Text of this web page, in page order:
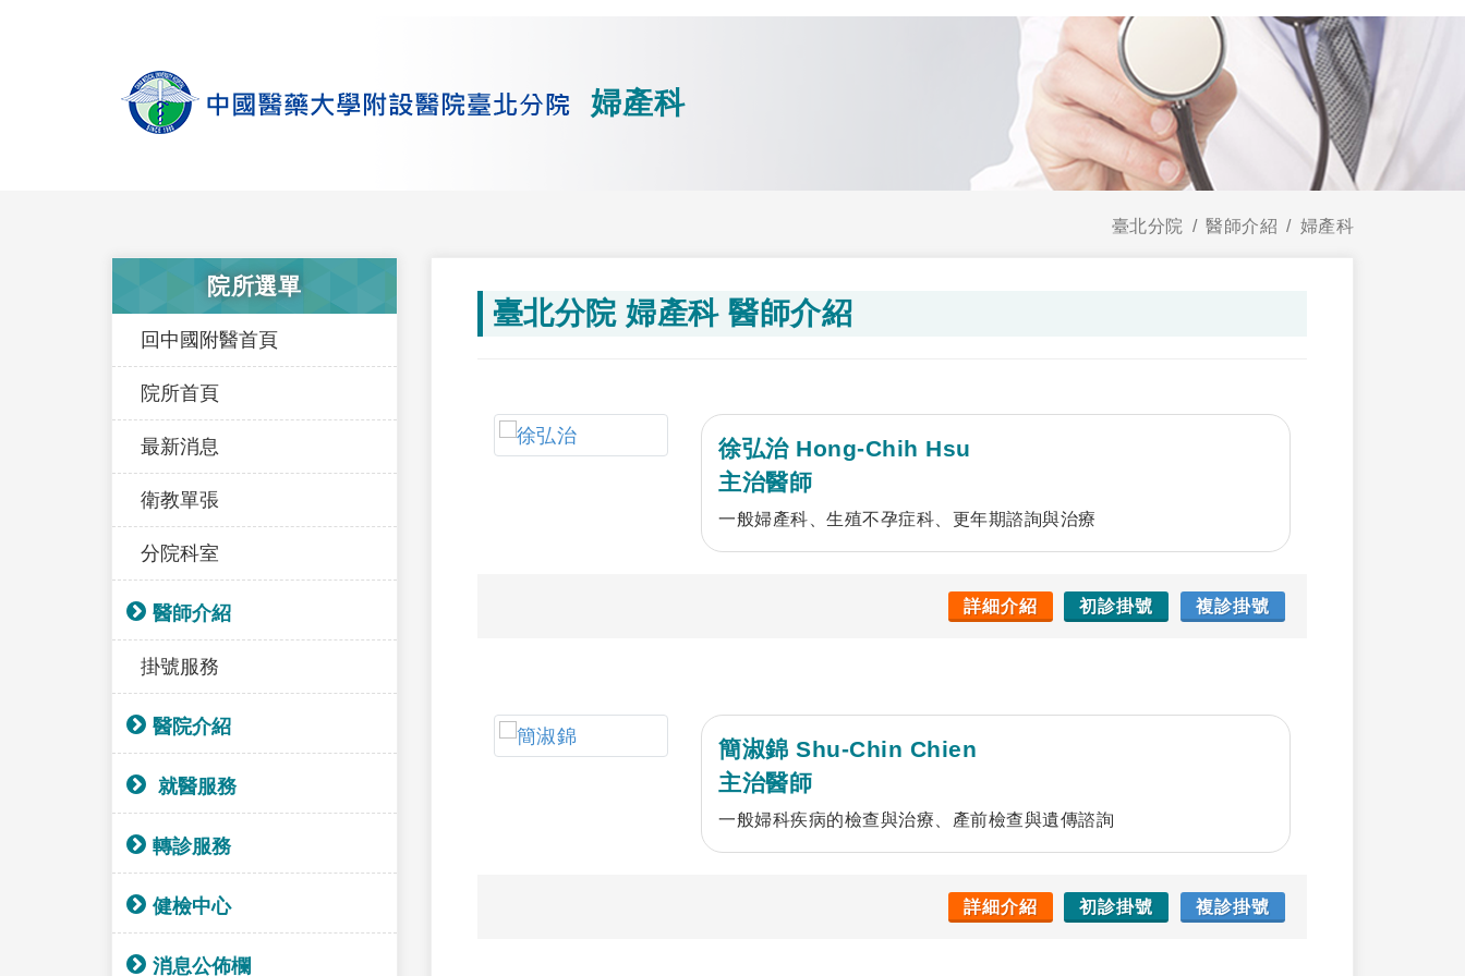
婦產科
臺北分院 醫師介紹 婦產科
院所選單
回中國附醫首頁
院所首頁
最新消息
衛教單張
分院科室
醫師介紹
掛號服務
醫院介紹
就醫服務
轉診服務
健檢中心
消息公佈欄
臺北分院 婦產科 醫師介紹
徐弘治 Hong-Chih Hsu
主治醫師
一般婦產科、生殖不孕症科、更年期諮詢與治療
詳細介紹 初診掛號 複診掛號
簡淑錦 Shu-Chin Chien
主治醫師
一般婦科疾病的檢查與治療、產前檢查與遺傳諮詢
詳細介紹 初診掛號 複診掛號